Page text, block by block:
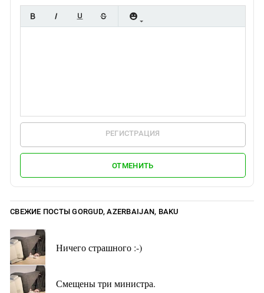
РЕГИСТРАЦИЯ
ОТМЕНИТЬ
СВЕЖИЕ ПОСТЫ GORGUD, AZERBAIJAN, BAKU
Ничего страшного :-)
Смещены три министра.